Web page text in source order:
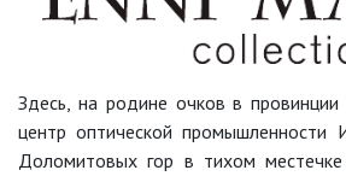
Здесь, на родине очков в
центр оптической промышленности
Доломитовых гор в тихом